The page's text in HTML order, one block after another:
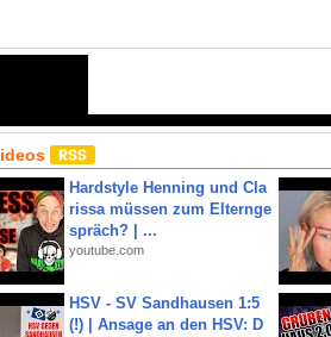
Hardstyle Henning und Cla
rissa müssen zum Elternge
spräch? | ...
youtube.com
HSV - SV Sandhausen 1:5
(!) | Ansage an den HSV: D